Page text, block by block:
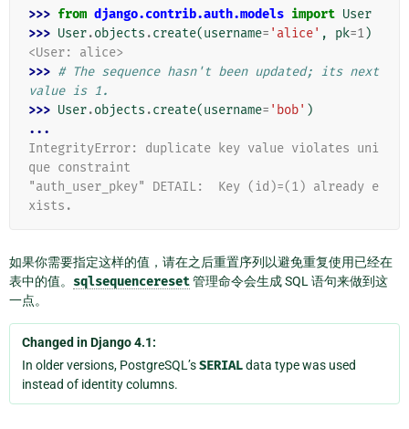
>>> from django.contrib.auth.models import User
>>> User.objects .create(username= 'alice' , pk=1)
<User: alice>
>>> # The sequence hasn't been updated; its next
value is 1.
>>> User.objects .create(username= 'bob' )
...
IntegrityError: duplicate key value violates uni
que constraint
"auth_user_pkey" DETAIL:  Key (id)=(1) already e
xists.
如果你需要指定这样的值，请在之后重置序列以避免重复使用已经在
表中的值。 sqlsequencereset管理命令会生成 SQL 语句来做到这
一点。
Changed in Django 4.1:
In older versions, PostgreSQL’sSERIALdata type was used
instead of identity columns.